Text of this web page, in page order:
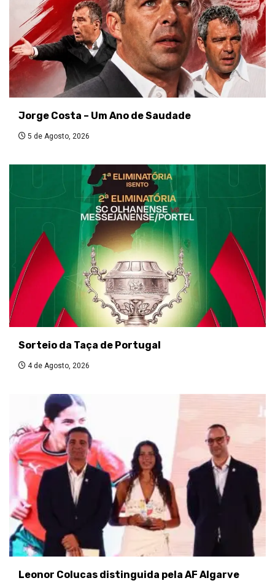
Jorge Costa – Um Ano de Saudade
5 de Agosto, 2026
Sorteio da Taça de Portugal
4 de Agosto, 2026
Leonor Colucas distinguida pela AF Algarve